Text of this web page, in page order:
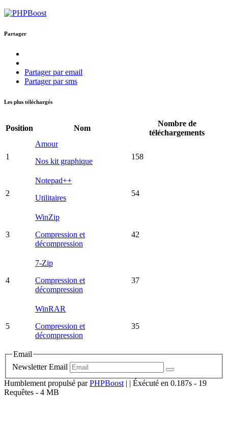
Partager
Partager par email
Partager par sms
Les plus téléchargés
Position Nom
Nombre de
téléchargements
1
Amour
Nos kit graphique
158
2
Notepad++
Utilitaires
54
3
WinZip
Compression et
décompression
42
4
7-Zip
Compression et
décompression
37
5
WinRAR
Compression et
décompression
35
Email
Newsletter Email
Humblement propulsé parPHPBoost | | Éxécuté en 0.187s - 19
Requêtes - 4 MB